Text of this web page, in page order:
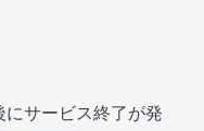
サービス終了が発